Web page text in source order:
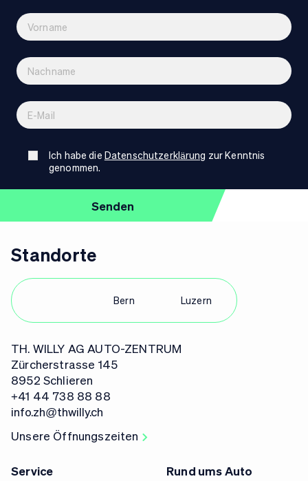
Ich habe die Datenschutzerklärung zur Kenntnis
genommen.
Standorte
Bern Luzern
TH. WILLY AG AUTO-ZENTRUM
Zürcherstrasse 145
8952 Schlieren
+41 44 738 88 88
info.zh@thwilly.ch
Unsere Öffnungszeiten
Service
Rund ums Auto